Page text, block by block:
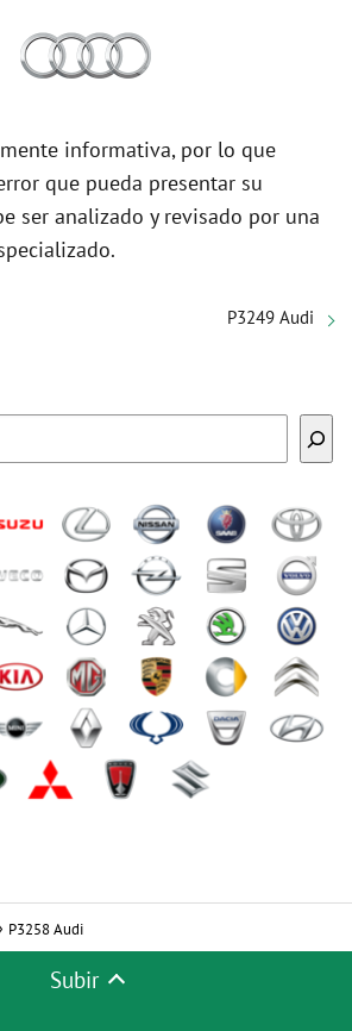
informativa, por lo que
que pueda presentar su
ser analizado y revisado por una
P3249 Audi
P3258 Audi
Subir